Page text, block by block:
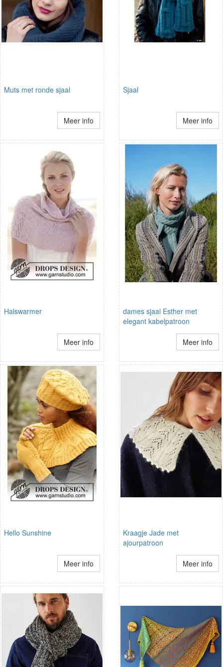
Muts met ronde sjaal
Meer info
Sjaal
Meer info
Halswarmer
Meer info
dames sjaal Esther met
elegant kabelpatroon
Meer info
Hello Sunshine
Meer info
Kraagje Jade met
ajourpatroon
Meer info